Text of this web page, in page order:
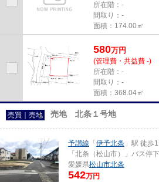
所在階：-
間取り：-
面積：174.00㎡
580万円
(管理費・共益費 -)
所在階：-
間取り：-
面積：368.04㎡
売買｜売地 売地 北条１号地
予讃線 「 伊予北条 」駅 徒歩
「北条（松山市）」バス
愛媛県松山市北条
542万円